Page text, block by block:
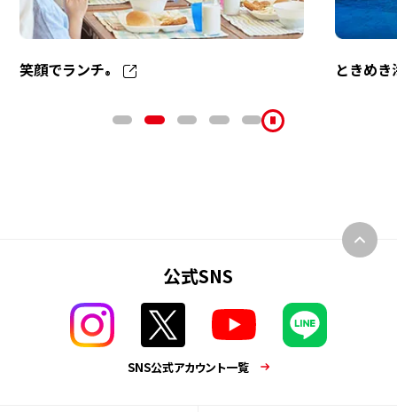
笑顔でランチ® ときめ
公式SNS
SNS公式アカウント一覧